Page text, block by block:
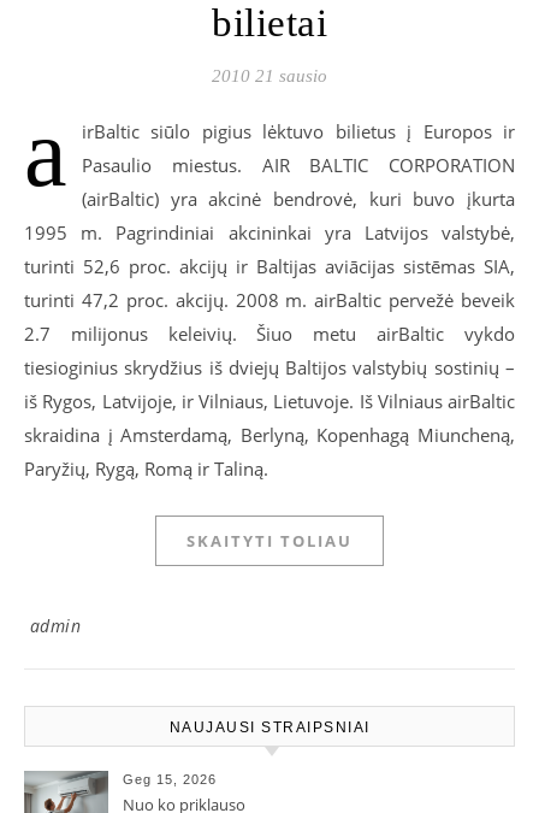
bilietai
2010 21 sausio
a
irBaltic siūlo pigius lėktuvo bilietus į Europos ir
Pasaulio miestus. AIR BALTIC CORPORATION
(airBaltic) yra akcinė bendrovė, kuri buvo įkurta
1995 m. Pagrindiniai akcininkai yra Latvijos valstybė,
turinti 52,6 proc. akcijų ir Baltijas aviācijas sistēmas SIA,
turinti 47,2 proc. akcijų. 2008 m. airBaltic pervežė beveik
2.7 milijonus keleivių. Šiuo metu airBaltic vykdo
tiesioginius skrydžius iš dviejų Baltijos valstybių sostinių –
iš Rygos, Latvijoje, ir Vilniaus, Lietuvoje. Iš Vilniaus airBaltic
skraidina į Amsterdamą, Berlyną, Kopenhagą Miuncheną,
Paryžių, Rygą, Romą ir Taliną.
SKAITYTI TOLIAU
admin
NAUJAUSI STRAIPSNIAI
Geg 15, 2026
Nuo ko priklauso